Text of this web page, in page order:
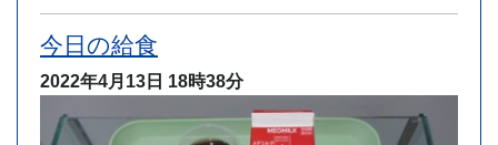
今日の給食
2022年4月13日 18時38分